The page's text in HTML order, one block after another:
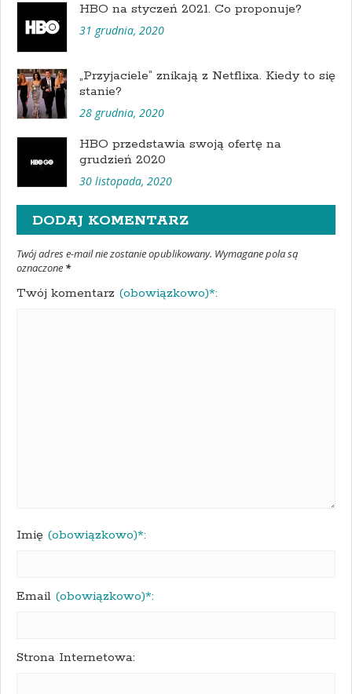
HBO na styczeń 2021. Co proponuje?
31 grudnia, 2020
„Przyjaciele” znikają z Netflixa. Kiedy to się
stanie?
28 grudnia, 2020
HBO przedstawia swoją ofertę na
grudzień 2020
30 listopada, 2020
DODAJ KOMENTARZ
Twój adres e-mail nie zostanie opublikowany. Wymagane pola są
oznaczone *
Twój komentarz (obowiązkowo)*:
Imię (obowiązkowo)*:
Email (obowiązkowo)*:
Strona Internetowa: